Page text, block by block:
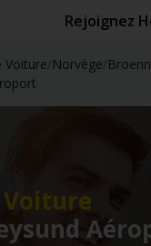
Rejoignez
Voiture Norvège